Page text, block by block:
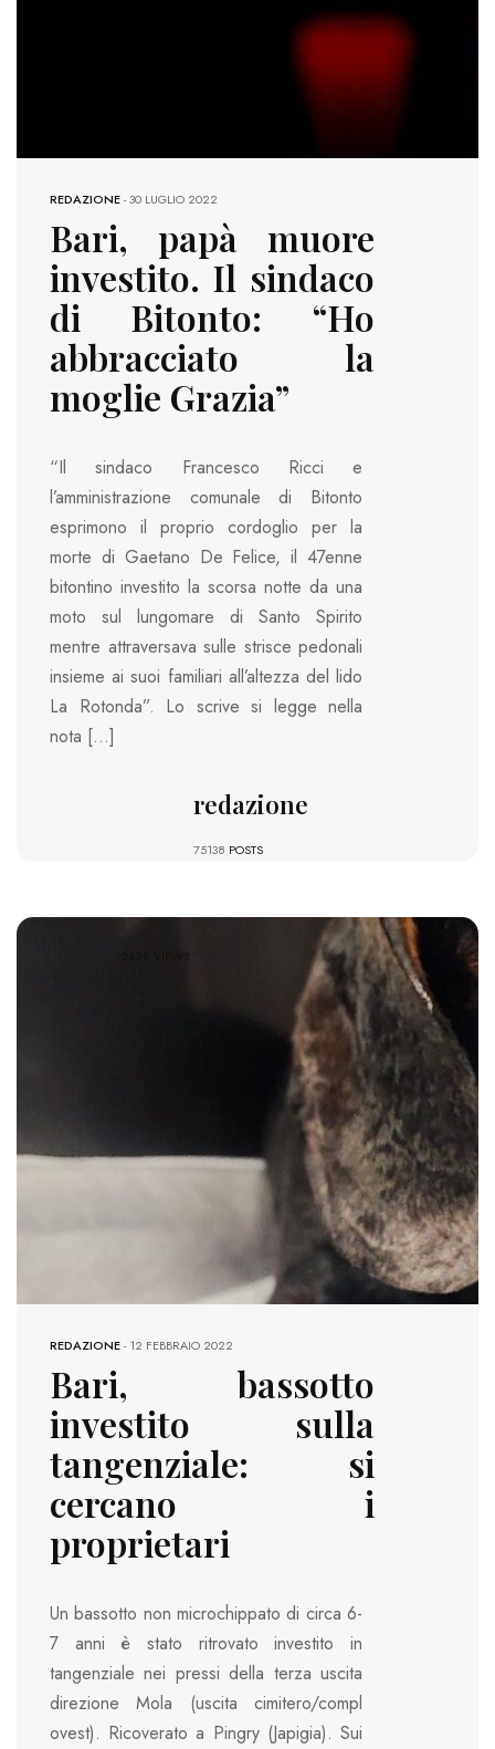
REDAZIONE-30 LUGLIO 2022
Bari, papà muore
investito. Il sindaco
di Bitonto: “Ho
abbracciato la
moglie Grazia”
“Il sindaco Francesco Ricci e
l’amministrazione comunale di Bitonto
esprimono il proprio cordoglio per la
morte di Gaetano De Felice, il 47enne
bitontino investito la scorsa notte da una
moto sul lungomare di Santo Spirito
mentre attraversava sulle strisce pedonali
insieme ai suoi familiari all’altezza del lido
La Rotonda”. Lo scrive si legge nella
nota […]
redazione
75138 POSTS
REDAZIONE-12 FEBBRAIO 2022
Bari, bassotto
investito sulla
tangenziale: si
cercano i
proprietari
Un bassotto non microchippato di circa 6-
7 anni è stato ritrovato investito in
tangenziale nei pressi della terza uscita
direzione Mola (uscita cimitero/compl
ovest). Ricoverato a Pingry (Japigia). Sui